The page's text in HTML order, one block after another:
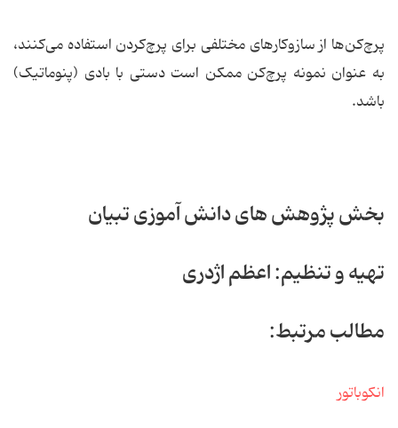
پرچ‌کن‌ها از سازوکارهای مختلفی برای پرچ‌کردن استفاده می‌کنند،
به عنوان نمونه پرچ‌کن ممکن است دستی با بادی (پنوماتیک)
باشد.
بخش پژوهش های دانش آموزی تبیان
تهیه و تنظیم: اعظم اژدری
مطالب مرتبط:
انکوباتور